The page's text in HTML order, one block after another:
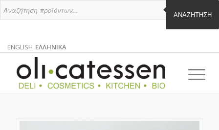
ΑΝΑΖΉΤΗΣΗ
ENGLISH
ΑΓΓΛΙΚΑ
ΕΛΛΗΝΙΚΑ
ΕΛΛΗΝΙΚΑ
EL